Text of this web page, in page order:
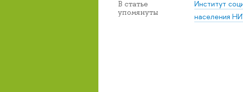
В статье
упомянуты
Институт
населения